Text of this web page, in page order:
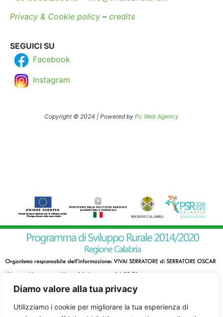
Diamo valore alla tua privacy
Utilizziamo i cookie per migliorare la tua esperienza di
Privacy & Cookie policy – credits
SEGUICI SU
Facebook
Instagram
Copyright © 2024 | Powered by Pc Web Agency